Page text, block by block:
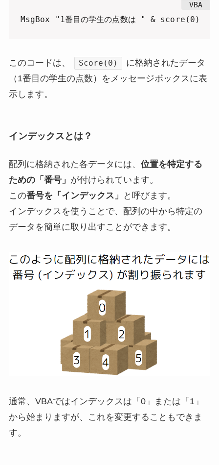
MsgBox "1番目の学生の点数は " & score(0)
このコードは、 Score(0)
に格納されたデータ
（1番目の学生の点数）をメッセージボックスに表
示します。
インデックスとは？
配列に格納された各データには、 位置を特定する
ための「番号」 が付けられています。
この番号を「インデックス」
と呼びます。
インデックスを使うことで、配列の中から特定の
データを簡単に取り出すことができます。
通常、VBAではインデックスは「0」または「1」
から始まりますが、これを変更することもできま
す。